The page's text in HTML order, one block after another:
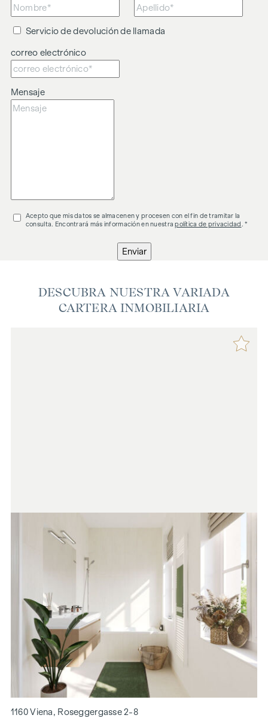
Servicio de devolución de llamada
correo electrónico
Mensaje
Acepto que mis datos se almacenen y procesen con el fin de tramitar la
consulta. Encontrará más información en nuestrapolítica de privacidad . *
Enviar
DESCUBRA NUESTRA VARIADA
CARTERA INMOBILIARIA
1160 Viena, Roseggergasse 2-8